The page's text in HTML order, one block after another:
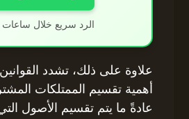
الرد سريع خلال ساعات
علاوة على ذلك، تشدد
أهمية تقسيم الممتلكات
عادةً ما يتم تقسيم الأصول التي